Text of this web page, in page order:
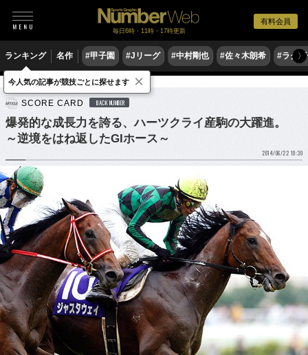
有料会員
毎日6時・11時・17時更新
ランキング 名作 #甲子園 #Jリーグ #中村剛也 #佐々木朗希 #ラグ〉
競馬
SCORE CARD BACK NUMBER
爆発的な成長力を誇る、ハーツクライ産駒の大躍進。
～逆境をはね返したGIホース～
2014/06/22 10:30
今人気の記事が競技ごとに探せます ×